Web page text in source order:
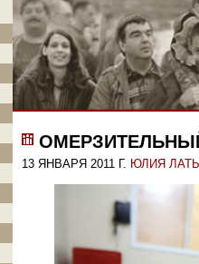
13 ЯНВАРЯ 2011 Г. ЮЛИЯ